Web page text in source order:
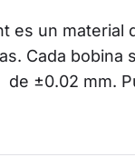
es un material
Cada bobina
de ±0.02 mm.